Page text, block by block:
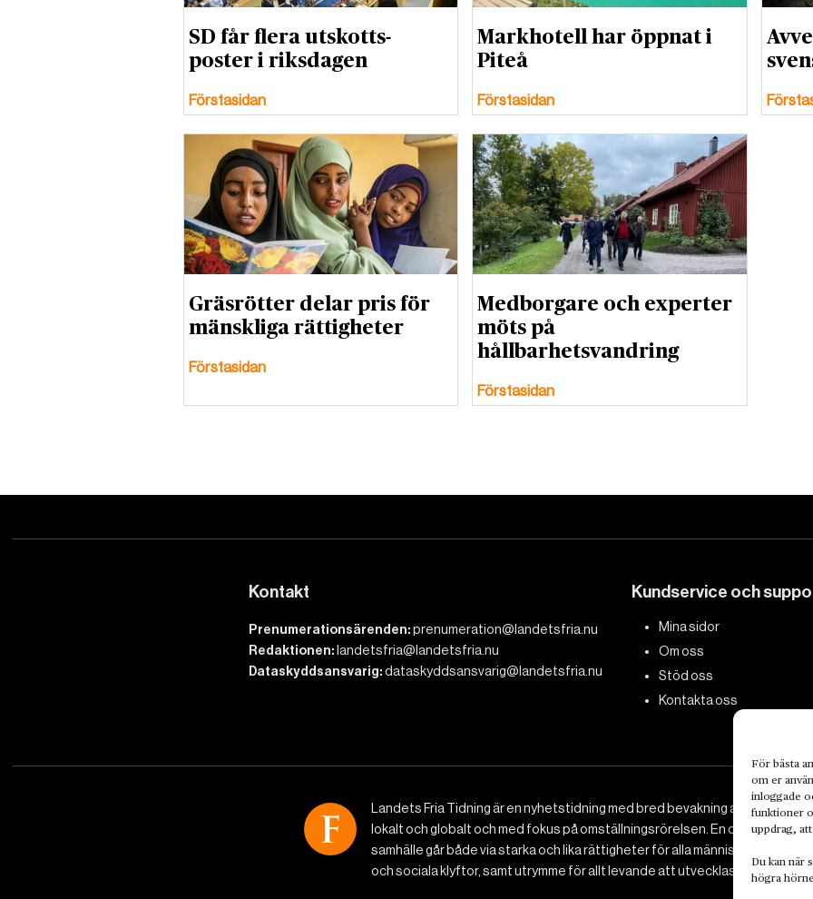
För bästa
om er
inloggade
funktioner
uppdrag,
Du kan när
högra
SD får flera utskotts-
poster i riksdagen
Förstasidan
Markhotell har öppnat i
Piteå
Förstasidan
Gräsrötter delar pris för
mänskliga rättigheter
Förstasidan
Medborgare och experter
möts på
hållbarhetsvandring
Förstasidan
Kontakt
Prenumerationsärenden:prenumeration@landetsfria.nu
Redaktionen: landetsfria@landetsfria.nu
Dataskyddsansvarig:dataskyddsansvarig@landetsfria.nu
Kundservice och
Mina sidor
Om oss
Stöd oss
Kontakta oss
Landets Fria Tidning är en nyhetstidning med bred bevakning av det
lokalt och globalt och med fokus på omställningsrörelsen. En omställning
samhälle går både via starka och lika rättigheter för alla människor,
och sociala klyftor, samt utrymme för allt levande att utvecklas och frodas.